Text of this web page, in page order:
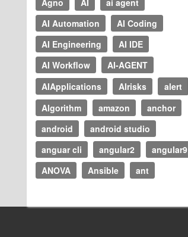
AI Automation
AI Coding
AI Engineering
AI IDE
AI Workflow
AI-AGENT
AIApplications
AIrisks
alert
Algorithm
amazon
anchor
android
android studio
anguar cli
angular2
angular9
ANOVA
Ansible ant